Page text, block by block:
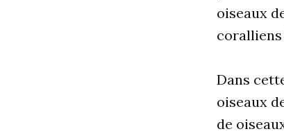
oiseaux
Dans
oiseaux
de